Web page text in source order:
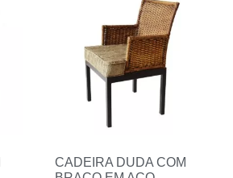
CADEIRA DUDA COM